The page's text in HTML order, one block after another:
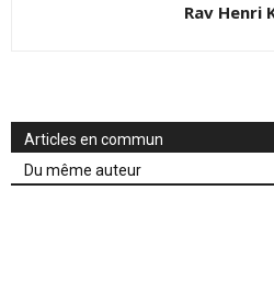
Rav Henri
Articles en commun
Du même auteur